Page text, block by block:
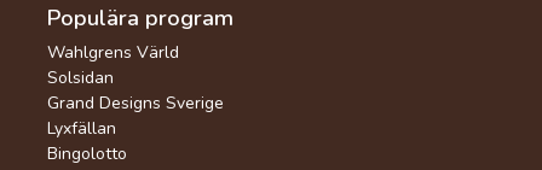
Populära program
Wahlgrens Värld
Solsidan
Grand Designs Sverige
Lyxfällan
Bingolotto